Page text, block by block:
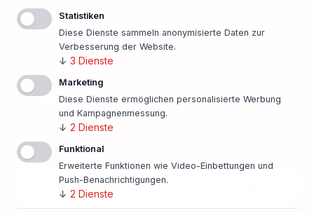
Finanzierungsangebot einholen!
Persönlicher Ansprechpartner vor Ort
Finanzierung unverbindlich anfragen
Statistiken
Diese Dienste sammeln anonymisierte Daten zur
Verbesserung der Website.
↓ 3 Dienste
Marketing
Diese Dienste ermöglichen personalisierte Werbung
und Kampagnenmessung.
↓ 2 Dienste
Funktional
Erweiterte Funktionen wie Video-Einbettungen und
Push-Benachrichtigungen.
↓ 2 Dienste